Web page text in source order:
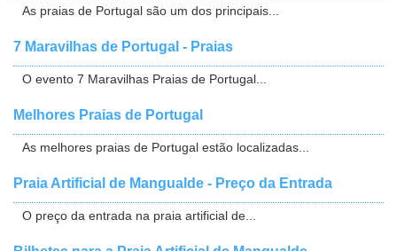
As praias de Portugal são um dos principais...
7 Maravilhas de Portugal - Praias
O evento 7 Maravilhas Praias de Portugal...
Melhores Praias de Portugal
As melhores praias de Portugal estão localizadas...
Praia Artificial de Mangualde - Preço da Entrada
O preço da entrada na praia artificial de...